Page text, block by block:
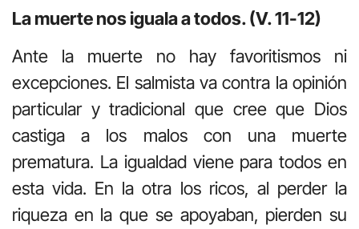
La muerte nos iguala a todos. (V. 11-12)
Ante la muerte no hay favoritismos ni
excepciones. El salmista va contra la opinión
particular y tradicional que cree que Dios
castiga a los malos con una muerte
prematura. La igualdad viene para todos en
esta vida. En la otra los ricos, al perder la
riqueza en la que se apoyaban, pierden su